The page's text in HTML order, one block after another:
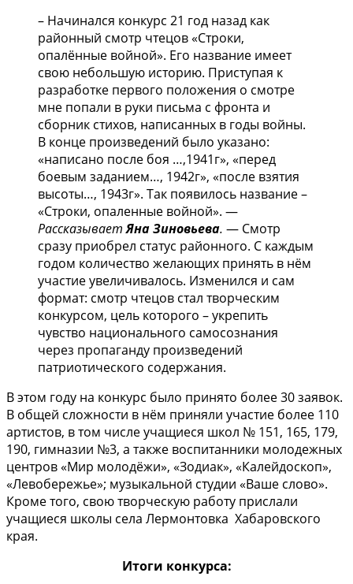
– Начинался конкурс 21 год назад как
районный смотр чтецов «Строки,
опалённые войной». Его название имеет
свою небольшую историю. Приступая к
разработке первого положения о смотре
мне попали в руки письма с фронта и
сборник стихов, написанных в годы войны.
В конце произведений было указано:
«написано после боя …,1941г», «перед
боевым заданием…, 1942г», «после взятия
высоты…, 1943г». Так появилось название –
«Строки, опаленные войной». —
РассказываетЯна Зиновьева. — Смотр
сразу приобрел статус районного. С каждым
годом количество желающих принять в нём
участие увеличивалось. Изменился и сам
формат: смотр чтецов стал творческим
конкурсом, цель которого – укрепить
чувство национального самосознания
через пропаганду произведений
патриотического содержания.
В этом году на конкурс было принято более 30 заявок.
В общей сложности в нём приняли участие более 110
артистов, в том числе учащиеся школ № 151, 165, 179,
190, гимназии №3, а также воспитанники молодежных
центров «Мир молодёжи», «Зодиак», «Калейдоскоп»,
«Левобережье»; музыкальной студии «Ваше слово».
Кроме того, свою творческую работу прислали
учащиеся школы села Лермонтовка Хабаровского
края.
Итоги конкурса: